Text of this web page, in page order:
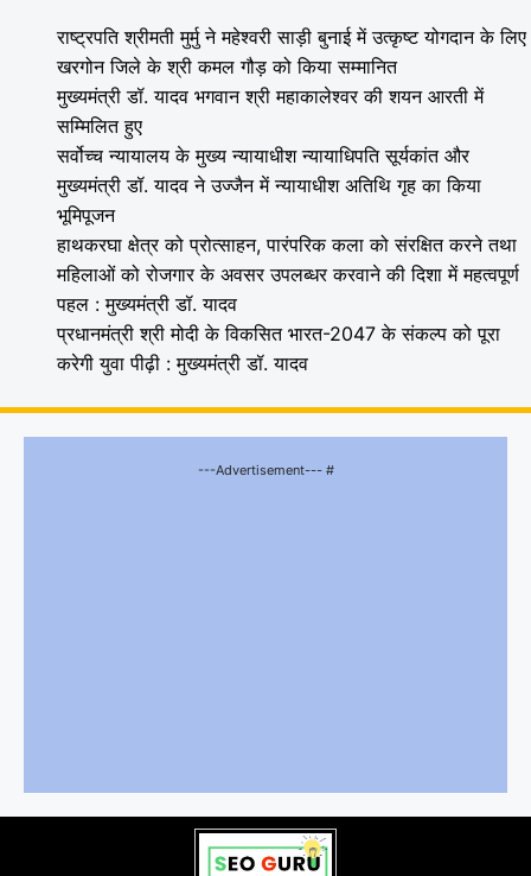
राष्ट्रपति श्रीमती मुर्मु ने महेश्वरी साड़ी बुनाई में उत्कृष्ट योगदान के लिए
खरगोन जिले के श्री कमल गौड़ को किया सम्मानित
मुख्यमंत्री डॉ. यादव भगवान श्री महाकालेश्‍वर की शयन आरती में
सम्मिलित हुए
सर्वोच्च न्यायालय के मुख्‍य न्‍यायाधीश न्यायाधिपति सूर्यकांत और
मुख्यमंत्री डॉ. यादव ने उज्जैन में न्यायाधीश अतिथि गृह का किया
भूमिपूजन
हाथकरघा क्षेत्र को प्रोत्साहन, पारंपरिक कला को संरक्षित करने तथा
महिलाओं को रोजगार के अवसर उपलब्धर करवाने की दिशा में महत्वपूर्ण
पहल : मुख्यमंत्री डॉ. यादव
प्रधानमंत्री श्री मोदी के विकसित भारत-2047 के संकल्प को पूरा
करेगी युवा पीढ़ी : मुख्यमंत्री डॉ. यादव
---Advertisement--- #